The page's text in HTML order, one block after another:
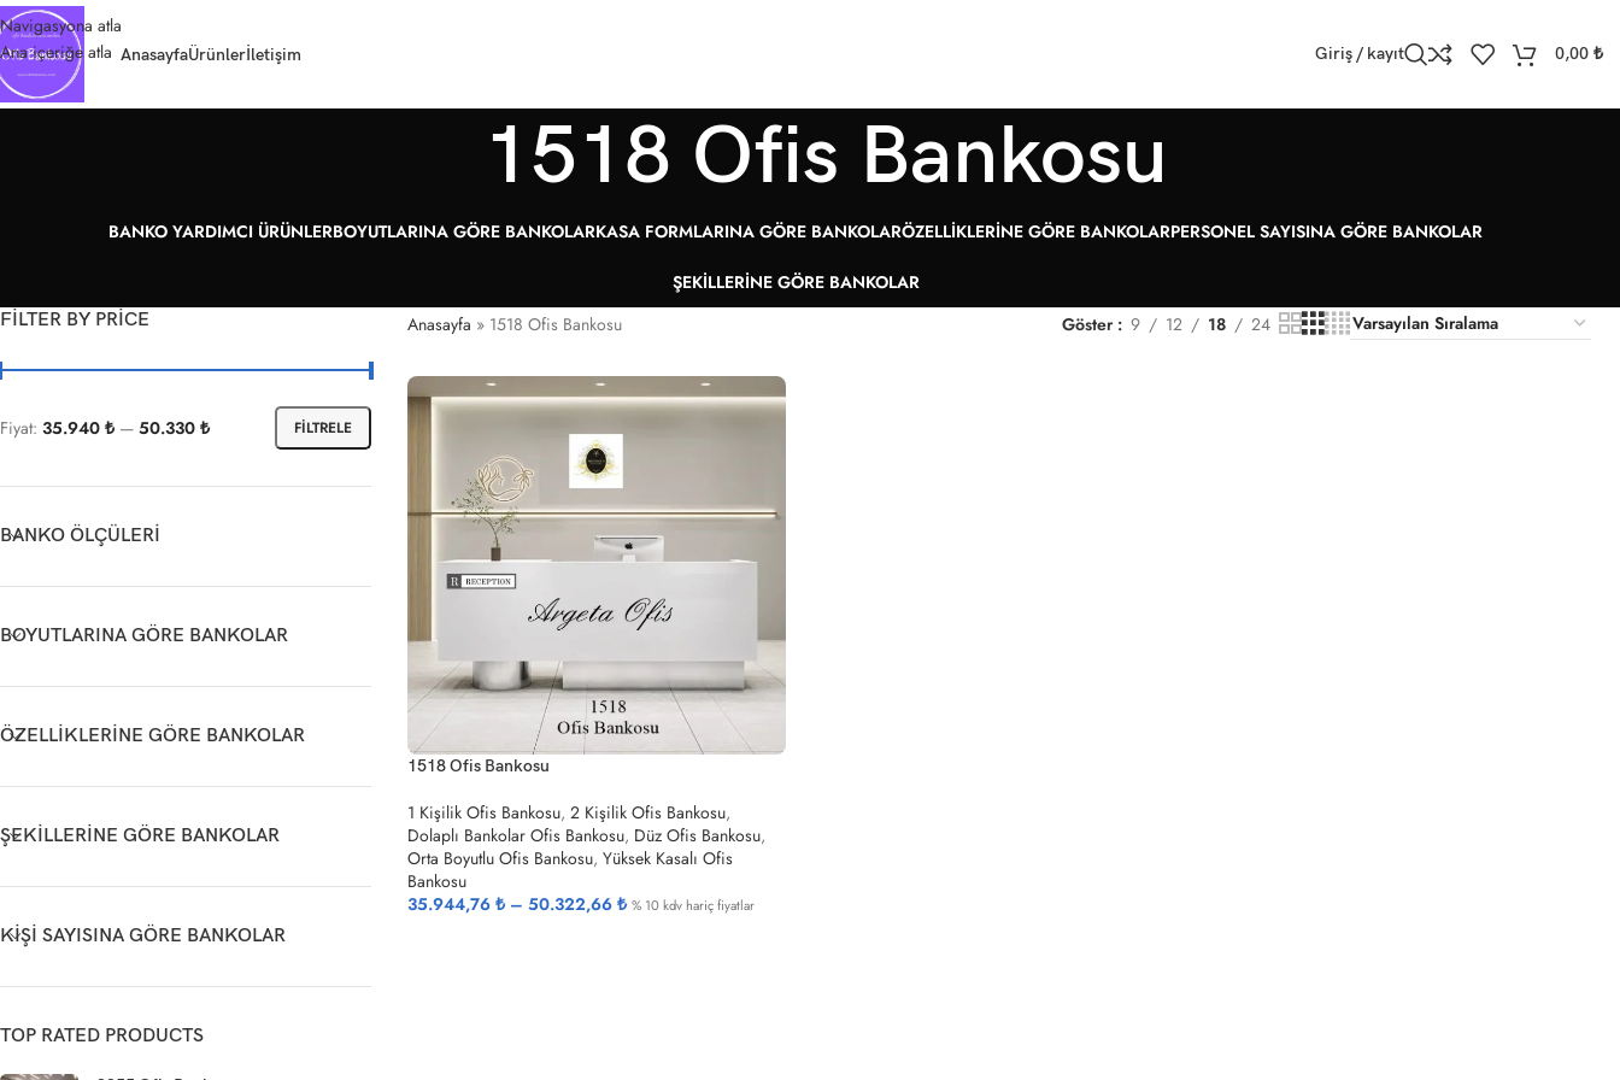
Navigasyona atla
Ana içeriğe atla AnasayfaÜrünlerİletişim Giriş / kayıt 0,00 ₺
1518 Ofis Bankosu
BANKO YARDIMCI ÜRÜNLERBOYUTLARINA GÖRE BANKOLARKASA FORMLARINA GÖRE BANKOLARÖZELLIKLERINE GÖRE BANKOLARPERSONEL SAYISINA GÖRE BANKOLAR
ŞEKILLERINE GÖRE BANKOLAR
FILTER BY PRICE
FILTRELE
Fiyat: 35.940 ₺ — 50.330 ₺
BANKO ÖLÇÜLERI
BOYUTLARINA GÖRE BANKOLAR
ÖZELLIKLERINE GÖRE BANKOLAR
ŞEKILLERINE GÖRE BANKOLAR
KIŞI SAYISINA GÖRE BANKOLAR
TOP RATED PRODUCTS
Anasayfa » 1518 Ofis Bankosu Göster 9 12 18 24
1518 Ofis Bankosu
1 Kişilik Ofis Bankosu, 2 Kişilik Ofis Bankosu,
Dolaplı Bankolar Ofis Bankosu, Düz Ofis Bankosu,
Orta Boyutlu Ofis Bankosu, Yüksek Kasalı Ofis
Bankosu
35.944,76 ₺ – 50.322,66 ₺ % 10 kdv hariç fiyatlar